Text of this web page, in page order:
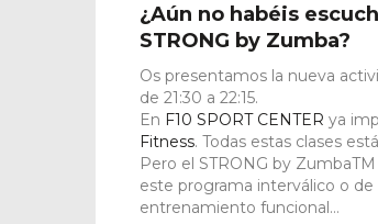
¿Aún no habéis
STRONG by Zumba?
Os presentamos la nueva
de 21:30 a 22:15.
En F10 SPORT CENTER ya
Fitness. Todas estas clases
Pero el STRONG by
este programa interválico o
entrenamiento funcional…